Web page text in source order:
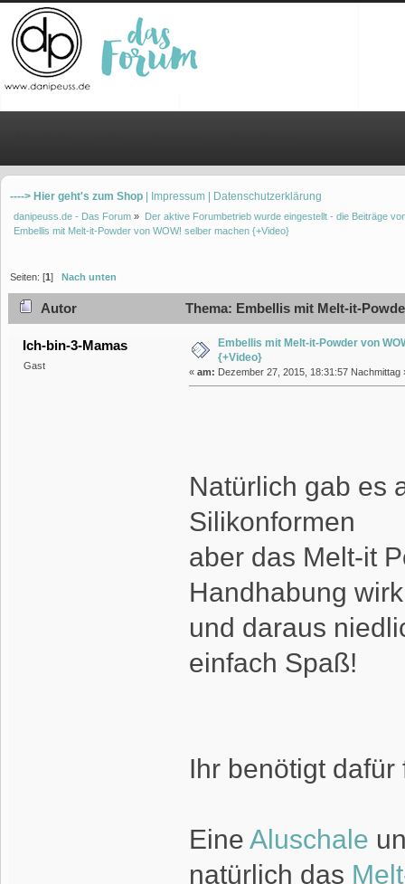
----> Hier geht's zum Shop | Impressum | Datenschutzerklärung
danipeuss.de - Das Forum » Der aktive Forumbetrieb wurde eingestellt - die Beiträge
Embellis mit Melt-it-Powder von WOW! selber machen {+Video}
Seiten: [1] Nach unten
Autor Thema: Embellis mit Melt-it-
Ich-bin-3-Mamas
Gast
Embellis mit Melt-it-Powder von
{+Video}
« am: Dezember 27, 2015, 18:31:57 Nachmittag
Natürlich gab es
Silikonformen
aber das Melt-it
Handhabung
und daraus
einfach Spaß!
Ihr benötigt dafür
Eine Aluschale
natürlich das